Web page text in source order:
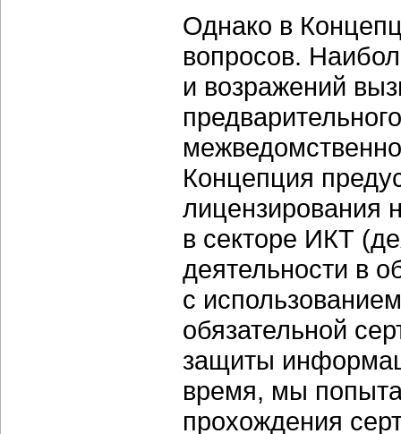
Однако в
вопросов.
и возражений
Концепция
лицензирования
в секторе ИКТ
деятельности в
с
обязательной
защиты
время, мы
прохождения